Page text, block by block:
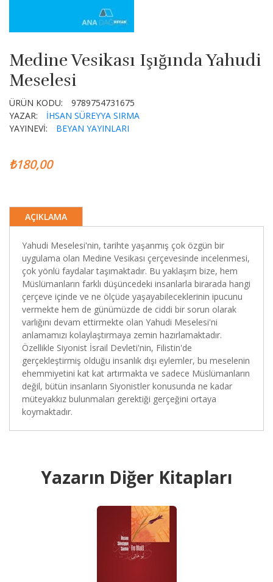
Medine Vesikası Işığında Yahudi
Meselesi
ÜRÜN KODU:
9789754731675
YAZAR:
İHSAN SÜREYYA SIRMA
YAYINEVİ:
BEYAN YAYINLARI
₺180,00
AÇIKLAMA
Yahudi Meselesi'nin, tarihte yaşanmış çok özgün bir
uygulama olan Medine Vesikası çerçevesinde incelenmesi,
çok yönlü faydalar taşımaktadır. Bu yaklaşım bize, hem
Müslümanların farklı düşüncedeki insanlarla birarada hangi
çerçeve içinde ve ne ölçüde yaşayabileceklerinin ipucunu
vermekte hem de günümüzde de ciddi bir sorun olarak
varlığını devam ettirmekte olan Yahudi Meselesi'ni
anlamamızı kolaylaştırmaya zemin hazırlamaktadır.
Özellikle Siyonist İsrail Devleti'nin, Filistin'de
gerçekleştirmiş olduğu insanlık dışı eylemler, bu meselenin
ehemmiyetini kat kat artırmakta ve sadece Müslümanların
değil, bütün insanların Siyonistler konusunda ne kadar
müteyakkız bulunmaları gerektiği gerçeğini ortaya
koymaktadır.
Yazarın Diğer Kitapları